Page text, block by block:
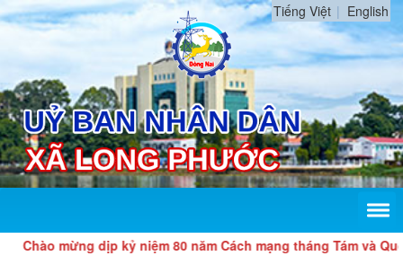
Tiếng Việt English
Chào mừng dịp kỷ niệm 80 năm Cách mạng tháng Tám và